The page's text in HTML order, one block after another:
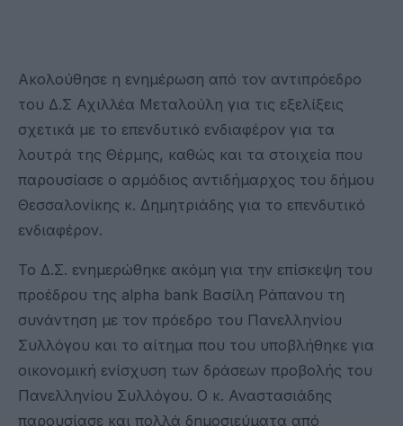
Ακολούθησε η ενημέρωση από τον αντιπρόεδρο
του Δ.Σ Αχιλλέα Μεταλούλη για τις εξελίξεις
σχετικά με το επενδυτικό ενδιαφέρον για τα
λουτρά της Θέρμης, καθώς και τα στοιχεία που
παρουσίασε ο αρμόδιος αντιδήμαρχος του δήμου
Θεσσαλονίκης κ. Δημητριάδης για το επενδυτικό
ενδιαφέρον.
Το Δ.Σ. ενημερώθηκε ακόμη για την επίσκεψη του
προέδρου της alpha bank Βασίλη Ράπανου τη
συνάντηση με τον πρόεδρο του Πανελληνίου
Συλλόγου και το αίτημα που του υποβλήθηκε για
οικονομική ενίσχυση των δράσεων προβολής του
Πανελληνίου Συλλόγου. Ο κ. Αναστασιάδης
παρουσίασε και πολλά δημοσιεύματα από